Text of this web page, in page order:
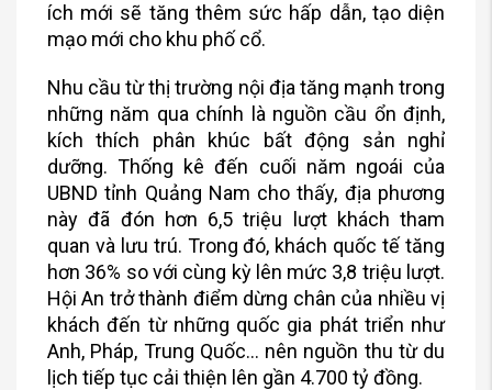
ích mới sẽ tăng thêm sức hấp dẫn, tạo diện
mạo mới cho khu phố cổ.
Nhu cầu từ thị trường nội địa tăng mạnh trong
những năm qua chính là nguồn cầu ổn định,
kích thích phân khúc bất động sản nghỉ
dưỡng. Thống kê đến cuối năm ngoái của
UBND tỉnh Quảng Nam cho thấy, địa phương
này đã đón hơn 6,5 triệu lượt khách tham
quan và lưu trú. Trong đó, khách quốc tế tăng
hơn 36% so với cùng kỳ lên mức 3,8 triệu lượt.
Hội An trở thành điểm dừng chân của nhiều vị
khách đến từ những quốc gia phát triển như
Anh, Pháp, Trung Quốc… nên nguồn thu từ du
lịch tiếp tục cải thiện lên gần 4.700 tỷ đồng.